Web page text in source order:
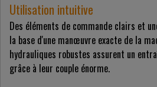
Utilisation intuitive
Des éléments de commande clairs et
la base d'une manœuvre exacte de la
hydrauliques robustes assurent un
grâce à leur couple énorme.